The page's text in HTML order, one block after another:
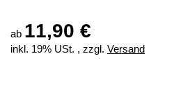
ab 11,90 €
inkl. 19% USt. , zzgl. Versand